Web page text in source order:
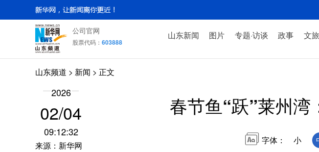
公司官网
股票代码： 603888
山东新闻 图片 专题·访谈 政事 文旅
山东频道 > 新闻 > 正文
2026
02/04
09:12:32
来源：新华网
春节鱼“跃”莱州
字体： 小